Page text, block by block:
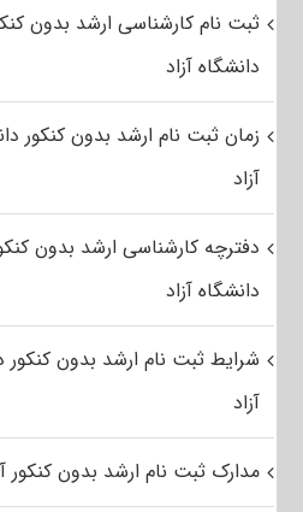
ثبت نام کارشناسی ارشد بدون
دانشگاه آزاد
زمان ثبت نام ارشد بدون کنکور
آزاد
دفترچه کارشناسی ارشد بدون
دانشگاه آزاد
شرایط ثبت نام ارشد بدون کنکور
آزاد
مدارک ثبت نام ارشد بدون کنکور